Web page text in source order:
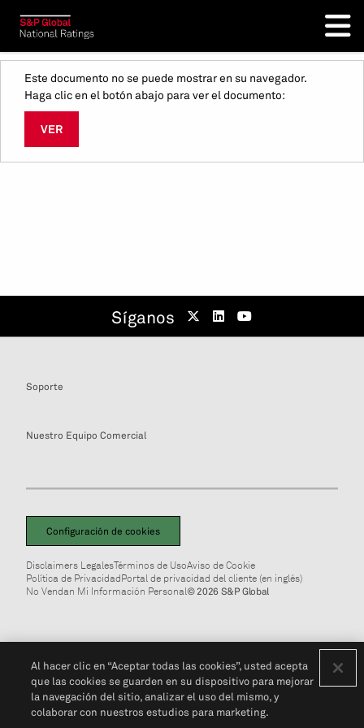
Este documento no se puede mostrar en su navegador.
Haga clic en el botón abajo para ver el documento:
VER
Síganos
Soporte
Nuestro Equipo Comercial
Configuración de cookies
Disclaimers LegalesTérminos de UsoAviso de Cookie
Política de PrivacidadPortal de privacidad del cliente (en inglés)
No Vendan Mi Información Personal© 2026 S&P Global
Al hacer clic en “Aceptar todas las cookies”, usted acepta
que las cookies se guarden en su dispositivo para mejorar
la navegación del sitio, analizar el uso del mismo, y
colaborar con nuestros estudios para marketing.